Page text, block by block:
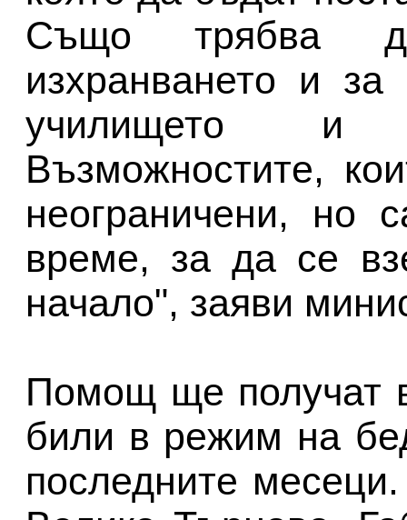
Също трябва
изхранването и
училището и
Възможностите,
неограничени, но
време, за да се
начало", заяви
Помощ ще получат
били в режим на
последните